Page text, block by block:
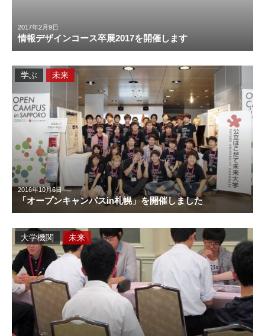
2017年2月9日
情報デザインコース卒展2017を開催します
2016年10月6日
「オープンキャンパスin札幌」を開催しました
学ぶ 未来
大学機関 未来